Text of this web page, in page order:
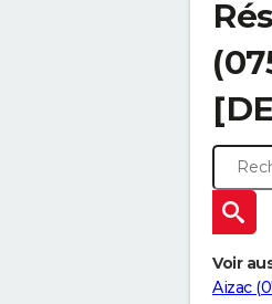
Voir
Aizac